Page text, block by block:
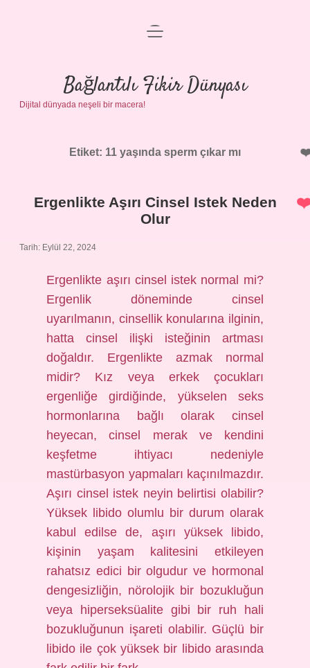
Anasayfa
Gizlilik Politikası
Yasal Uyarı
menüyü
Bağlantılı Fikir Dünyası
Dijital dünyada neşeli bir macera!
Etiket: 11 yaşında sperm çıkar mı
Ergenlikte Aşırı Cinsel Istek Neden
Olur
Tarih: Eylül 22, 2024
Ergenlikte aşırı cinsel istek normal mi?
Ergenlik döneminde cinsel
uyarılmanın, cinsellik konularına ilginin,
hatta cinsel ilişki isteğinin artması
doğaldır. Ergenlikte azmak normal
midir? Kız veya erkek çocukları
ergenliğe girdiğinde, yükselen seks
hormonlarına bağlı olarak cinsel
heyecan, cinsel merak ve kendini
keşfetme ihtiyacı nedeniyle
mastürbasyon yapmaları kaçınılmazdır.
Aşırı cinsel istek neyin belirtisi olabilir?
Yüksek libido olumlu bir durum olarak
kabul edilse de, aşırı yüksek libido,
kişinin yaşam kalitesini etkileyen
rahatsız edici bir olgudur ve hormonal
dengesizliğin, nörolojik bir bozukluğun
veya hiperseksüalite gibi bir ruh hali
bozukluğunun işareti olabilir. Güçlü bir
libido ile çok yüksek bir libido arasında